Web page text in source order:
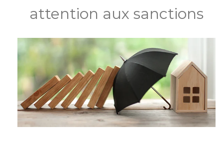
attention aux sanctions